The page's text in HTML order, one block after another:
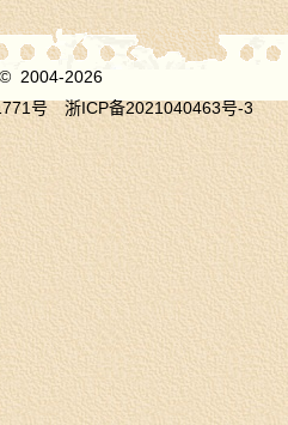
© 2004-2026
号
浙ICP备2021040463号-3